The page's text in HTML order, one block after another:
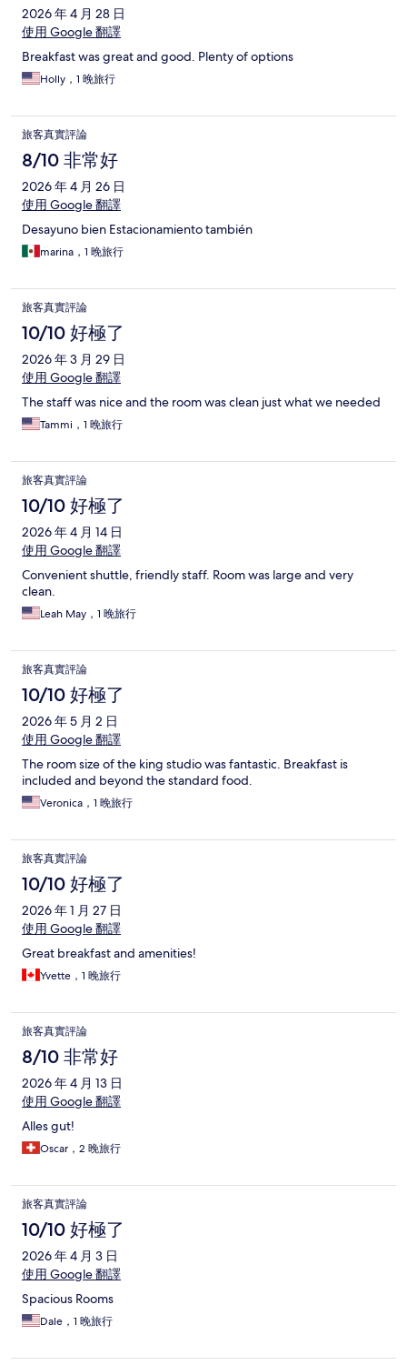
2026 年 4 月 28 日
使用 Google 翻譯
Breakfast was great and good. Plenty of options
Holly，1 晚旅行
旅客真實評論
8/10 非常好
2026 年 4 月 26 日
使用 Google 翻譯
Desayuno bien Estacionamiento también
marina，1 晚旅行
旅客真實評論
10/10 好極了
2026 年 3 月 29 日
使用 Google 翻譯
The staff was nice and the room was clean just what we needed
Tammi，1 晚旅行
旅客真實評論
10/10 好極了
2026 年 4 月 14 日
使用 Google 翻譯
Convenient shuttle, friendly staff. Room was large and very
clean.
Leah May，1 晚旅行
旅客真實評論
10/10 好極了
2026 年 5 月 2 日
使用 Google 翻譯
The room size of the king studio was fantastic. Breakfast is
included and beyond the standard food.
Veronica，1 晚旅行
旅客真實評論
10/10 好極了
2026 年 1 月 27 日
使用 Google 翻譯
Great breakfast and amenities!
Yvette，1 晚旅行
旅客真實評論
8/10 非常好
2026 年 4 月 13 日
使用 Google 翻譯
Alles gut!
Oscar，2 晚旅行
旅客真實評論
10/10 好極了
2026 年 4 月 3 日
使用 Google 翻譯
Spacious Rooms
Dale，1 晚旅行